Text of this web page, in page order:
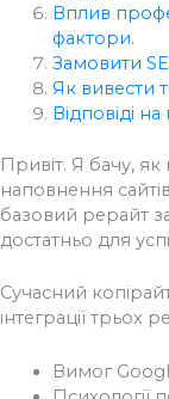
Вплив
фактори.
Замовити
Як вивести
Відповіді
Привіт. Я бачу,
наповнення
базовий рерайт
достатньо для
Сучасний
інтеграції трьох
Вимог